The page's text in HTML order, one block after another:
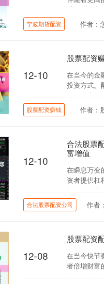
避风险、
宁波期货配资 作者：
12-10
股票配资
在当今的金
投资方式。
金，放大收
股票配资赚钱 作者：
12-10
合法股票
富增值
在瞬息万变
资者提供杠
资后可放大
合法股票配资公司 作者
12-08
股票配资
在当今快节
者倍增财富
高的收益。